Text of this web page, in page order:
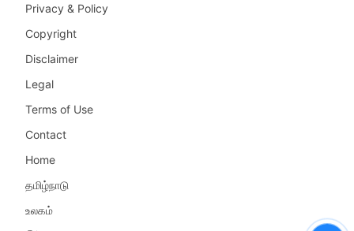
Privacy & Policy
Copyright
Disclaimer
Legal
Terms of Use
Contact
Home
தமிழ்நாடு
உலகம்